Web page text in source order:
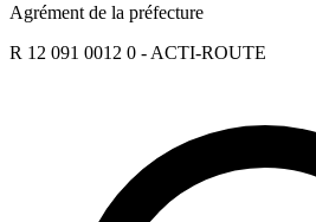
Agrément de la préfecture
R 12 091 0012 0 - ACTI-ROUTE